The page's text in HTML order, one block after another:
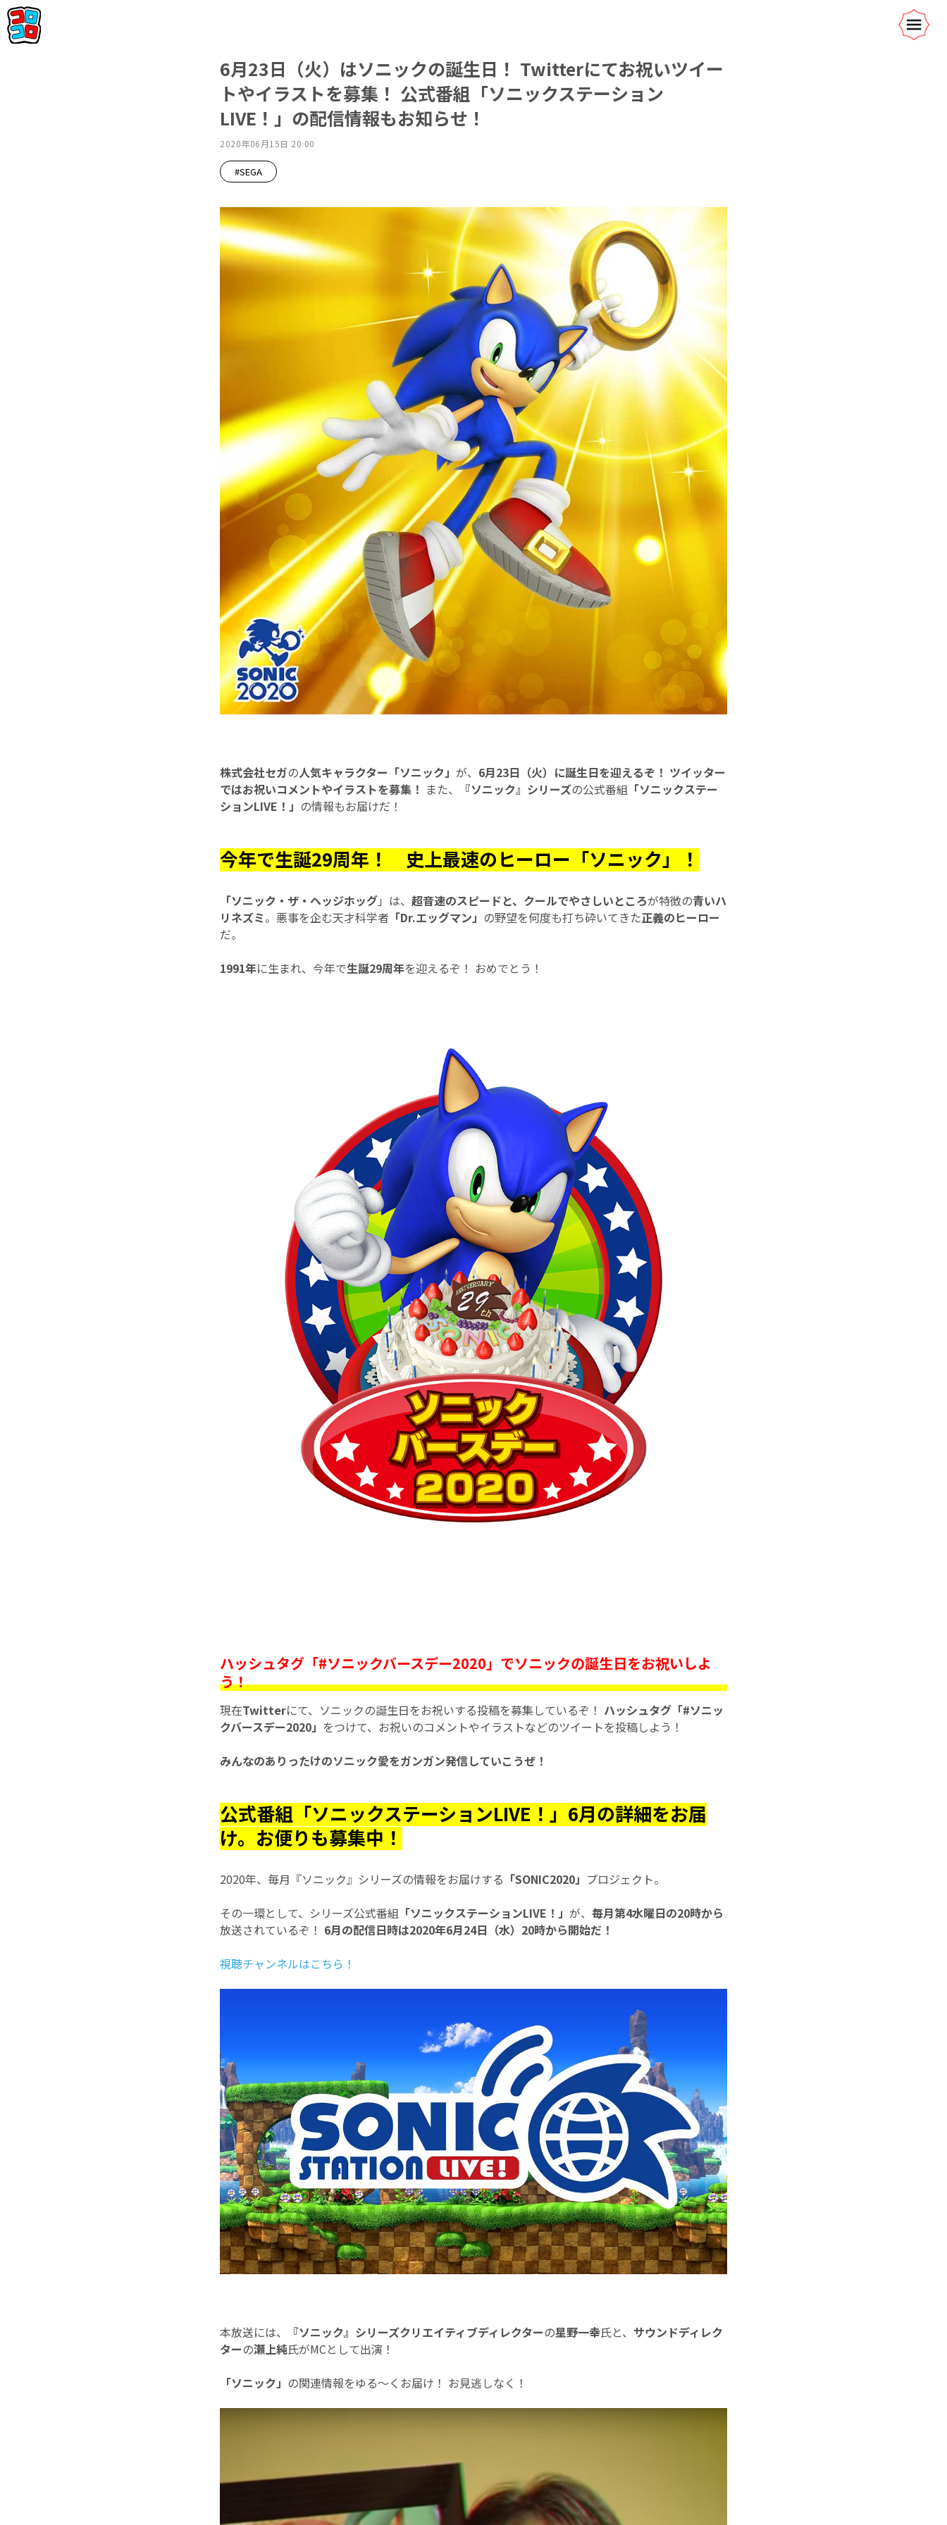
6月23日（火）はソニックの誕生日！ Twitterにてお祝いツイー
トやイラストを募集！ 公式番組「ソニックステーション
LIVE！」の配信情報もお知らせ！
2020年06月15日 20:00
#SEGA
株式会社セガの人気キャラクター「ソニック」 が、 6月23日（火）に誕生日を迎えるぞ！ ツイッター
ではお祝いコメントやイラストを募集！ また、 『ソニック』シリーズの公式番組 「ソニックステー
ションLIVE！」 の情報もお届けだ！
今年で生誕29周年！ 史上最速のヒーロー「ソニック」！
「ソニック・ザ・ヘッジホッグ」は、 超音速のスピードと、クールでやさしいところが特徴の青いハ
リネズミ。悪事を企む天才科学者 「Dr.エッグマン」 の野望を何度も打ち砕いてきた正義のヒーロー
だ。
1991年に生まれ、今年で生誕29周年を迎えるぞ！ おめでとう！
ハッシュタグ「#ソニックバースデー2020」でソニックの誕生日をお祝いしよ
う！
現在Twitterにて、ソニックの誕生日をお祝いする投稿を募集しているぞ！ ハッシュタグ「#ソニッ
クバースデー2020」 をつけて、お祝いのコメントやイラストなどのツイートを投稿しよう！
みんなのありったけのソニック愛をガンガン発信していこうぜ！
公式番組「ソニックステーションLIVE！」6月の詳細をお届
け。お便りも募集中！
2020年、毎月『ソニック』シリーズの情報をお届けする 「SONIC2020」 プロジェクト。
その一環として、シリーズ公式番組 「ソニックステーションLIVE！」 が、 毎月第4水曜日の20時から
放送されているぞ！ 6月の配信日時は2020年6月24日（水）20時から開始だ！
視聴チャンネルはこちら！
本放送には、 『ソニック』シリーズクリエイティブディレクターの星野一幸氏と、 サウンドディレク
ターの瀬上純氏がMCとして出演！
「ソニック」 の関連情報をゆる～くお届け！ お見逃しなく！